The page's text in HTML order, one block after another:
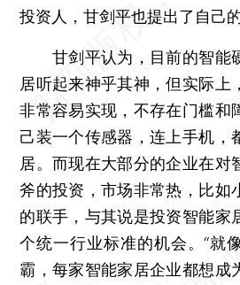
投资人，甘剑平也提出了自己的
甘剑平认为，目前的智能
居听起来神乎其神，但实际上
非常容易实现，不存在门槛和
己装一个传感器，连上手机，
居。而现在大部分的企业在对
斧的投资，市场非常热，比如
的联手，与其说是投资智能家
个统一行业标准的机会。“就
霸，每家智能家居企业都想成